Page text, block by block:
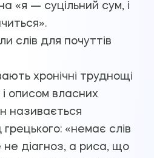
«я — суцільний сум, і
слів для почуттів
хронічні труднощі
описом власних
називається
«немає слів
не діагноз, а риса, що